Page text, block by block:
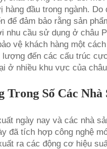
đầu trong ngành.
để đảm bảo rằng sản
nhu cầu sử dụng ở châu
vệ khách hàng một
đến các cấu trúc
ở nhiều khu vực của
Trong Số Các
ngày nay và các nhà
đã tích hợp công nghệ
ra các động cơ hiệu